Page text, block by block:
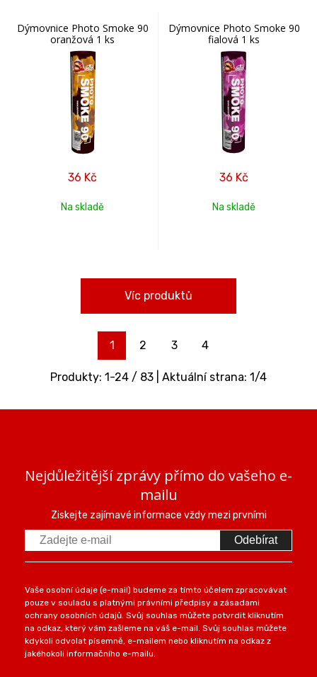
Dýmovnice Photo Smoke 90
oranžová 1 ks
36 Kč
Na skladě
Dýmovnice Photo Smoke 90
fialová 1 ks
36 Kč
Na skladě
Víc produktů
1 2 3 4
Produkty: 1-24 / 83 | Aktuální strana: 1/4
Nejdůležitější zprávy přímo do vašeho e-
mailu
Ziskejte zajímavé informace vždy mezi prvními
Odebírat
Vaše osobní údaje (e-mail) budeme za tímto účelem zpracovávat
pouze v souladu s platnými právními předpisy a zásadami
ochrany osobních údajů. Svůj souhlas můžete potvrdit kliknutím
na odkaz, který vám zašleme na váš e-mail. Svůj souhlas můžete
kdykoli odvolat písemně, e-mailem nebo kliknutím na odkaz z
jakéhokoli informačního e-mailu.